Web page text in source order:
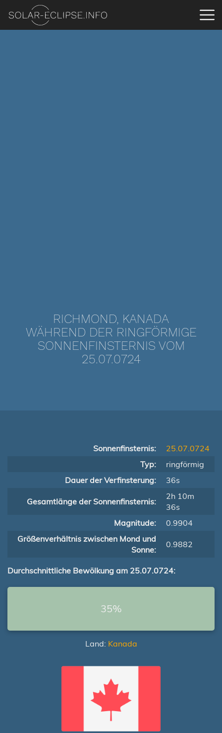
RICHMOND, KANADA
WÄHREND DER RINGFÖRMIGE
SONNENFINSTERNIS VOM
25.07.0724
Sonnenfinsternis:
25.07.0724
Typ:
ringförmig
Dauer der Verfinsterung:
36s
Gesamtlänge der Sonnenfinsternis:
2h 10m
36s
Magnitude:
0.9904
Größenverhältnis zwischen Mond und
Sonne:
0.9882
Durchschnittliche Bewölkung am 25.07.0724:
35%
Land: Kanada